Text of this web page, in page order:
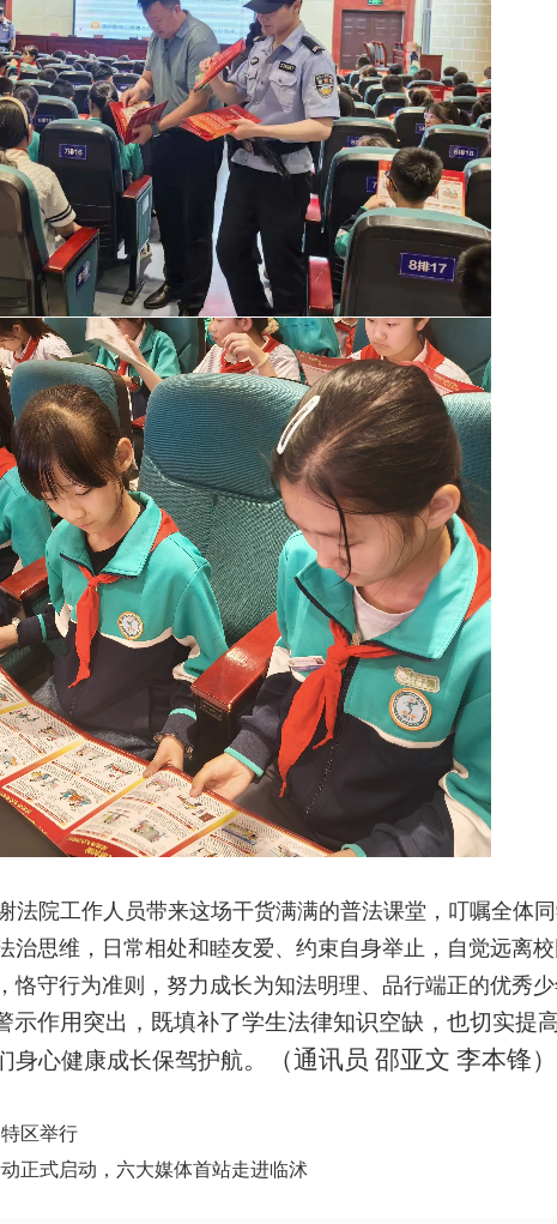
法院工作人员带来这场干货满满的普法课堂，叮嘱全体
治思维，日常相处和睦友爱、约束自身举止，自觉远离
恪守行为准则，努力成长为知法明理、品行端正的优秀
示作用突出，既填补了学生法律知识空缺，也切实提
身心健康成长保驾护航。（通讯员 邵亚文 李本锋）
区举行
正式启动，六大媒体首站走进临沭